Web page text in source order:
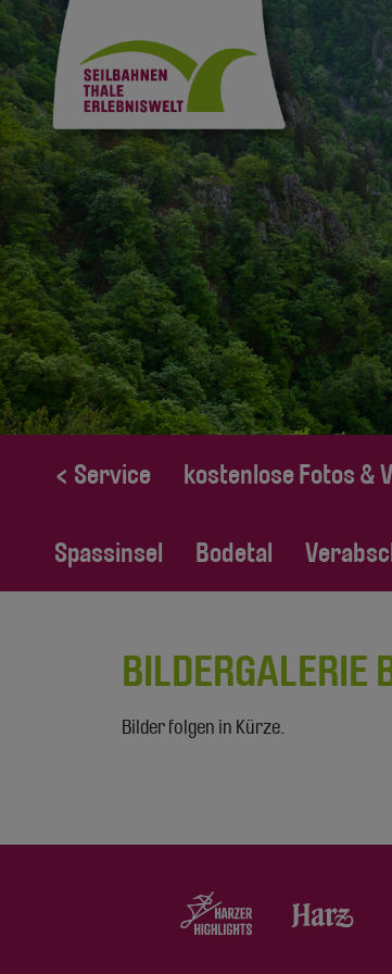
< Service kostenlose Fotos &
Spassinsel Bodetal
BILDERGALERIE
Bilder folgen in Kürze.